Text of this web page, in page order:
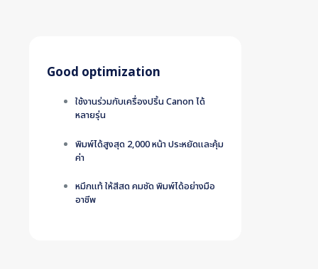
Good optimization
ใช้งานร่วมกับเครื่องปริ้น Canon ได้
หลายรุ่น
พิมพ์ได้สูงสุด 2,000 หน้า ประหยัดและคุ้ม
ค่า
หมึกแท้ ให้สีสด คมชัด พิมพ์ได้อย่างมือ
อาชีพ